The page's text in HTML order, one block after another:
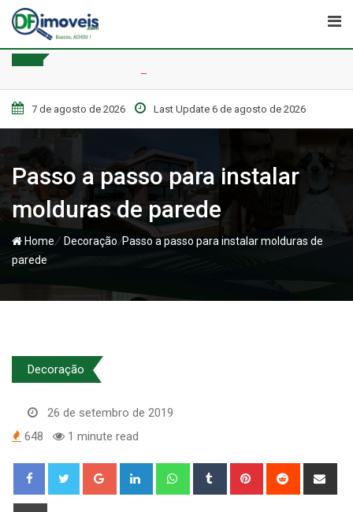
Skip
content
7 de agosto de 2026 Last Update 6 de agosto de 2026
Passo a passo para instalar
molduras de parede
Home/Decoração/Passo a passo para instalar molduras de
parede
Decoração
26 de setembro de 2019
648
1 minute read
Google+ LinkedIn WhatsappTumblr Pinterest Reddit